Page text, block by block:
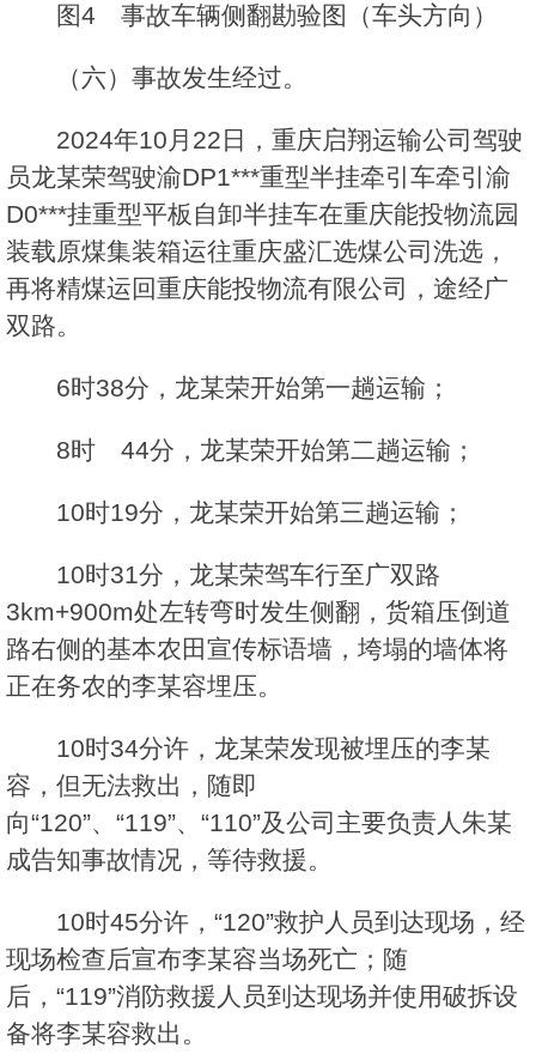
图4 事故车辆侧翻勘验图（车头方向）
（六）事故发生经过。
2024年10月22日，重庆启翔运输公司驾驶
员龙某荣驾驶渝DP1***重型半挂牵引车牵引渝
D0***挂重型平板自卸半挂车在重庆能投物流园
装载原煤集装箱运往重庆盛汇选煤公司洗选，
再将精煤运回重庆能投物流有限公司，途经广
双路。
6时38分，龙某荣开始第一趟运输；
8时 44分，龙某荣开始第二趟运输；
10时19分，龙某荣开始第三趟运输；
10时31分，龙某荣驾车行至广双路
3km+900m处左转弯时发生侧翻，货箱压倒道
路右侧的基本农田宣传标语墙，垮塌的墙体将
正在务农的李某容埋压。
10时34分许，龙某荣发现被埋压的李某
容，但无法救出，随即
向“120”、“119”、“110”及公司主要负责人朱某
成告知事故情况，等待救援。
10时45分许，“120”救护人员到达现场，经
现场检查后宣布李某容当场死亡；随
后，“119”消防救援人员到达现场并使用破拆设
备将李某容救出。